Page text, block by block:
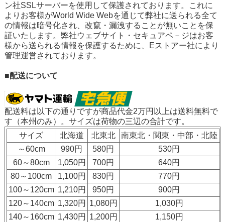
ン社SSLサーバーを使用して保護されております。これに
よりお客様がWorld Wide Webを通じて弊社に送られる全て
の情報は暗号化され、改竄・漏洩することが無いことを保
証いたします。弊社ウェブサイト・セキュアペ－ジはお客
様から送られる情報を保護するために、Eストアー社により
管理運営されております。
■配送について
配送料は以下の通りですが商品代金2万円以上は送料無料で
す（本州のみ）。サイズは荷物の三辺の合計です。
サイズ
北海道 北東北
南東北・関東・中部・北陸
～60cm
990円 580円 530円
60～80cm
1,050円 700円 640円
80～100cm
1,100円 830円 770円
100～120cm 1,210円 950円 900円
120～140cm 1,320円 1,080円 1,030円
140～160cm 1,430円 1,200円 1,150円